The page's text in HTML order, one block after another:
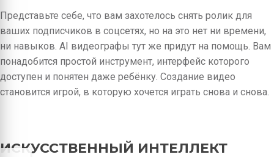
Представьте себе, что вам захотелось снять ролик для
ваших подписчиков в соцсетях, но на это нет ни времени,
ни навыков. AI видеографы тут же придут на помощь. Вам
понадобится простой инструмент, интерфейс которого
доступен и понятен даже ребёнку. Создание видео
становится игрой, в которую хочется играть снова и снова.
ИСКУССТВЕННЫЙ ИНТЕЛЛЕКТ